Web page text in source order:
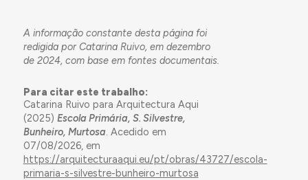
A informação constante desta página foi
redigida por Catarina Ruivo, em dezembro
de 2024, com base em fontes documentais.
Para citar este trabalho:
Catarina Ruivo para Arquitectura Aqui
(2025) Escola Primária, S. Silvestre,
Bunheiro, Murtosa. Acedido em
07/08/2026, em
https://arquitecturaaqui.eu/pt/obras/43727/escola-
primaria-s-silvestre-bunheiro-murtosa